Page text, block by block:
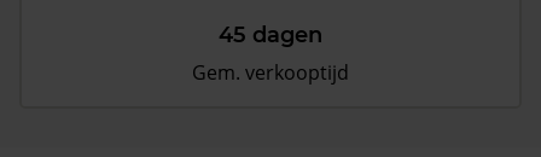
45 dagen
Gem. verkooptijd